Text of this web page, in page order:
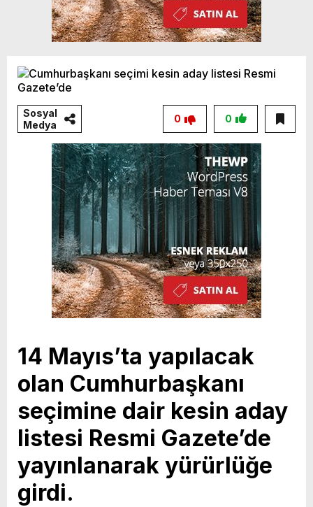
Sosyal
Medya
0
0
14 Mayıs’ta yapılacak
olan Cumhurbaşkanı
seçimine dair kesin aday
listesi Resmi Gazete’de
yayınlanarak yürürlüğe
girdi.